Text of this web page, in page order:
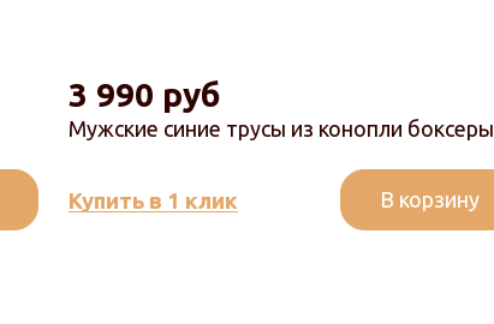
Мужские синие трусы из конопли боксеры
3 990 руб
Купить в 1 клик В корзину